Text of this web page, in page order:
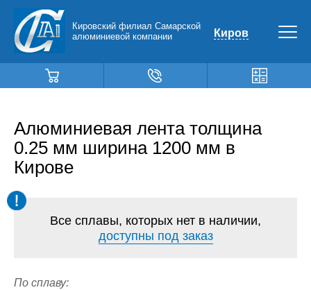
Кировский филиал Самарской
алюминиевой компании
Киров
Алюминиевая лента толщина
0.25 мм ширина 1200 мм в
Кирове
Все сплавы, которых нет в наличии,
доступны под заказ
По сплаву: